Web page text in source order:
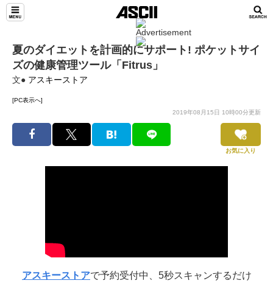
夏のダイエットを計画的にサポート! ポケットサイ
ズの健康管理ツール「Fitrus」
文● アスキーストア
[PC表示へ]
2019年08月15日 10時00分更新
お気に入り
アスキーストアで予約受付中、5秒スキャンするだけ